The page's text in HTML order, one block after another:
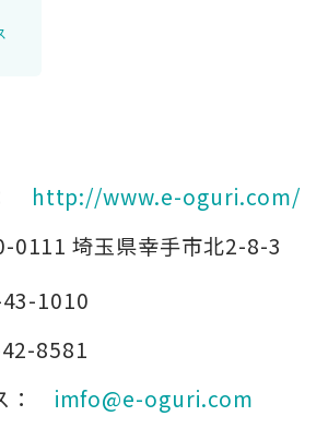
http://www.e-oguri.com/
0111 埼玉県幸手市北2-8-3
1010
8581
imfo@e-oguri.com